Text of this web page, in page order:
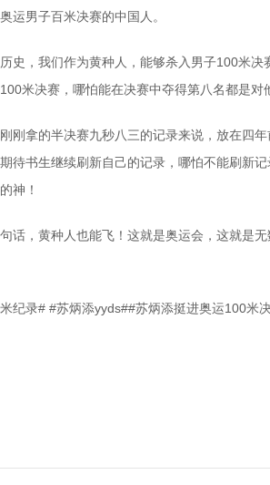
运男子百米决赛的中国人。
史，我们作为黄种人，能够杀入男子100米决
米决赛，哪怕能在决赛中夺得第八名都是对
刚拿的半决赛九秒八三的记录来说，放在四
待书生继续刷新自己的记录，哪怕不能刷新
神！
话，黄种人也能飞！这就是奥运会，这就是
纪录# #苏炳添yyds##苏炳添挺进奥运100米